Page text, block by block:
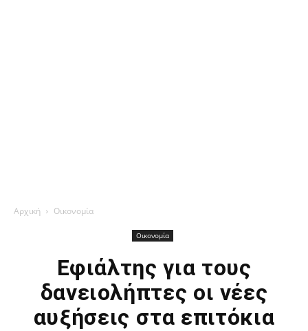
Αρχική Οικονομία
Οικονομία
Εφιάλτης για τους
δανειολήπτες οι νέες
αυξήσεις στα επιτόκια